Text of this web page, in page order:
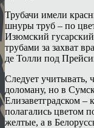
Трубачи имели
шнуры труб – по
Изюмский
трубами за захват
де Толли под
Следует учитывать,
доломану, но в
Елизаветградском
полагались цветом
желтые, а в